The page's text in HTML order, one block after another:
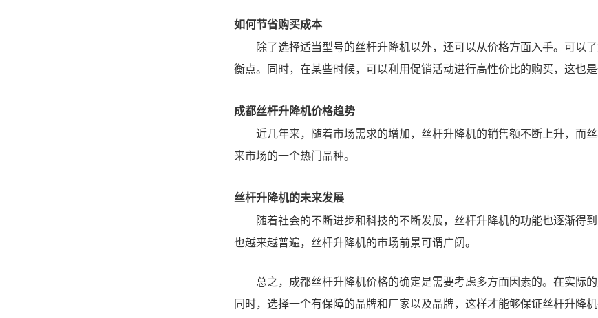
如何节省购买成本
除了选择适当型号的丝杆升降机以外，还可以从价格方面入手。可以
衡点。同时，在某些时候，可以利用促销活动进行高性价比的购买，这也是
成都丝杆升降机价格趋势
近几年来，随着市场需求的增加，丝杆升降机的销售额不断上升，而
来市场的一个热门品种。
丝杆升降机的未来发展
随着社会的不断进步和科技的不断发展，丝杆升降机的功能也逐渐得
也越来越普遍，丝杆升降机的市场前景可谓广阔。
总之，成都丝杆升降机价格的确定是需要考虑多方面因素的。在实际
同时，选择一个有保障的品牌和厂家以及品牌，这样才能够保证丝杆升降